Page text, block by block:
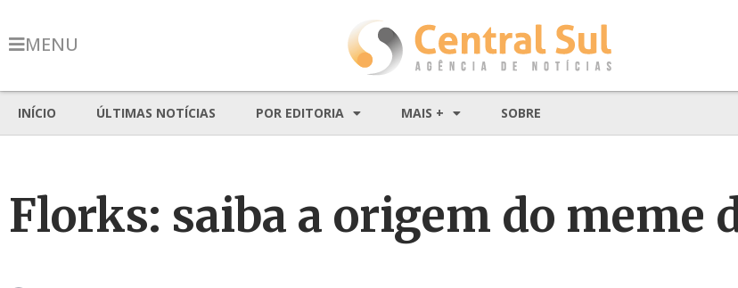
MENU
INÍCIO ÚLTIMAS NOTÍCIAS POR EDITORIA MAIS + SOBRE
Florks: saiba a origem do meme